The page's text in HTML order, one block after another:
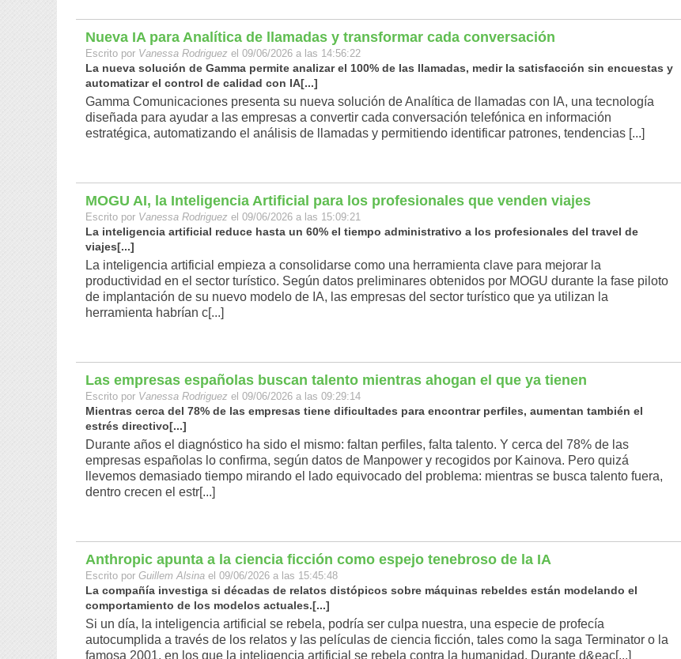
Nueva IA para Analítica de llamadas y transformar cada conversación
Escrito por Vanessa Rodriguez el 09/06/2026 a las 14:56:22
La nueva solución de Gamma permite analizar el 100% de las llamadas, medir la satisfacción sin encuestas y
automatizar el control de calidad con IA[...]
Gamma Comunicaciones presenta su nueva solución de Analítica de llamadas con IA, una tecnología
diseñada para ayudar a las empresas a convertir cada conversación telefónica en información
estratégica, automatizando el análisis de llamadas y permitiendo identificar patrones, tendencias [...]
MOGU AI, la Inteligencia Artificial para los profesionales que venden viajes
Escrito por Vanessa Rodriguez el 09/06/2026 a las 15:09:21
La inteligencia artificial reduce hasta un 60% el tiempo administrativo a los profesionales del travel de
viajes[...]
La inteligencia artificial empieza a consolidarse como una herramienta clave para mejorar la
productividad en el sector turístico. Según datos preliminares obtenidos por MOGU durante la fase piloto
de implantación de su nuevo modelo de IA, las empresas del sector turístico que ya utilizan la
herramienta habrían c[...]
Las empresas españolas buscan talento mientras ahogan el que ya tienen
Escrito por Vanessa Rodriguez el 09/06/2026 a las 09:29:14
Mientras cerca del 78% de las empresas tiene dificultades para encontrar perfiles, aumentan también el
estrés directivo[...]
Durante años el diagnóstico ha sido el mismo: faltan perfiles, falta talento. Y cerca del 78% de las
empresas españolas lo confirma, según datos de Manpower y recogidos por Kainova. Pero quizá
llevemos demasiado tiempo mirando el lado equivocado del problema: mientras se busca talento fuera,
dentro crecen el estr[...]
Anthropic apunta a la ciencia ficción como espejo tenebroso de la IA
Escrito por Guillem Alsina el 09/06/2026 a las 15:45:48
La compañía investiga si décadas de relatos distópicos sobre máquinas rebeldes están modelando el
comportamiento de los modelos actuales.[...]
Si un día, la inteligencia artificial se rebela, podría ser culpa nuestra, una especie de profecía
autocumplida a través de los relatos y las películas de ciencia ficción, tales como la saga Terminator o la
famosa 2001, en los que la inteligencia artificial se rebela contra la humanidad. Durante d&eac[...]